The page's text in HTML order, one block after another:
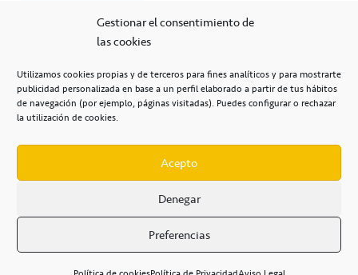
Gestionar el consentimiento de
las cookies
Utilizamos cookies propias y de terceros para fines analíticos y para mostrarte
publicidad personalizada en base a un perfil elaborado a partir de tus hábitos
de navegación (por ejemplo, páginas visitadas). Puedes configurar o rechazar
la utilización de cookies.
Acepto
Denegar
Preferencias
secretaria@cbcanarias.es
+34 922 253 684
Casa del Deporte / 38108 – La Laguna
POLÍTICA DE PRIVACIDAD / POLÍTICA DE COOKIES /
AVISO LEGAL / CONDICIONES